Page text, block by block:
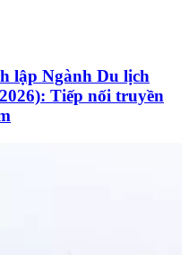
lập Ngành Du lịch
Tiếp nối truyền